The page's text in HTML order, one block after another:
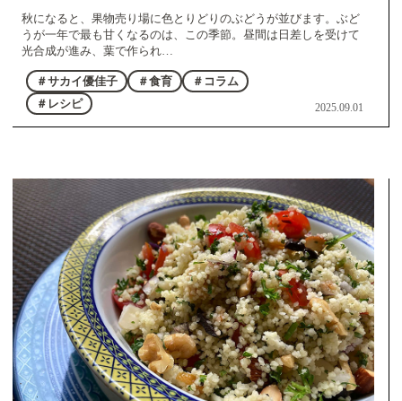
秋になると、果物売り場に色とりどりのぶどうが並びます。ぶど
うが一年で最も甘くなるのは、この季節。昼間は日差しを受けて
光合成が進み、葉で作られ…
＃サカイ優佳子 ＃食育
＃コラム
＃レシピ
2025.09.01